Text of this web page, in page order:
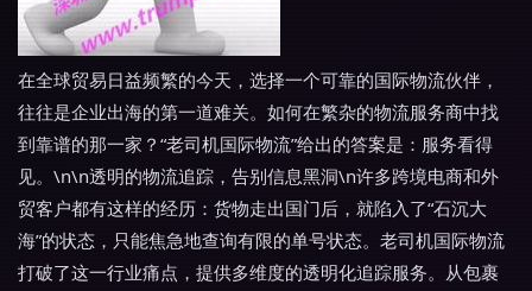
在全球贸易日益频繁的今天，选择一个可靠的国际物流伙伴，
往往是企业出海的第一道难关。如何在繁杂的物流服务商中找
到靠谱的那一家？“老司机国际物流”给出的答案是：服务看得
见。\n\n透明的物流追踪，告别信息黑洞\n许多跨境电商和外
贸客户都有这样的经历：货物走出国门后，就陷入了“石沉大
海”的状态，只能焦急地查询有限的单号状态。老司机国际物流
打破了这一行业痛点，提供多维度的透明化追踪服务。从包裹